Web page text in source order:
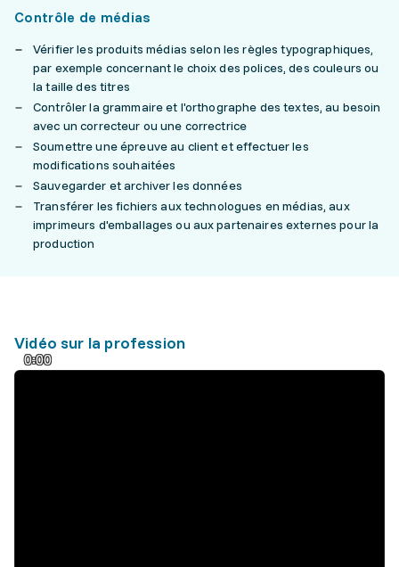
Contrôle de médias
Vérifier les produits médias selon les règles typographiques,
par exemple concernant le choix des polices, des couleurs ou
la taille des titres
Contrôler la grammaire et l'orthographe des textes, au besoin
avec un correcteur ou une correctrice
Soumettre une épreuve au client et effectuer les
modifications souhaitées
Sauvegarder et archiver les données
Transférer les fichiers aux technologues en médias, aux
imprimeurs d'emballages ou aux partenaires externes pour la
production
Vidéo sur la profession
0:00